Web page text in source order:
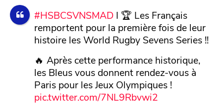
#HSBCSVNSMADI 🏆 Les Français
remportent pour la première fois de leur
histoire les World Rugby Sevens Series !!
🔥 Après cette performance historique,
les Bleus vous donnent rendez-vous à
Paris pour les Jeux Olympiques !
pic.twitter.com/7NL9Rbvwi2